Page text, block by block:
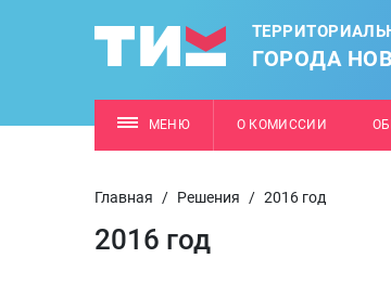
ГОРОДА
МЕНЮ О КОМИССИИ
Главная / Решения / 2016 год
2016 год